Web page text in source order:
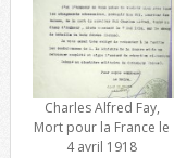
Charles Alfred Fay,
Mort pour la France le
4 avril 1918